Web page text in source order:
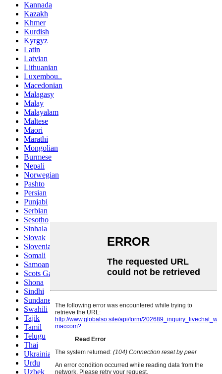
Kannada
Kazakh
Khmer
Kurdish
Kyrgyz
Latin
Latvian
Lithuanian
Luxembou..
Macedonian
Malagasy
Malay
Malayalam
Maltese
Maori
Marathi
Mongolian
Burmese
Nepali
Norwegian
Pashto
Persian
Punjabi
Serbian
Sesotho
Sinhala
Slovak
Slovenian
Somali
Samoan
Scots Gaelic
Shona
Sindhi
Sundanese
Swahili
Tajik
Tamil
Telugu
Thai
Ukrainian
Urdu
Uzbek